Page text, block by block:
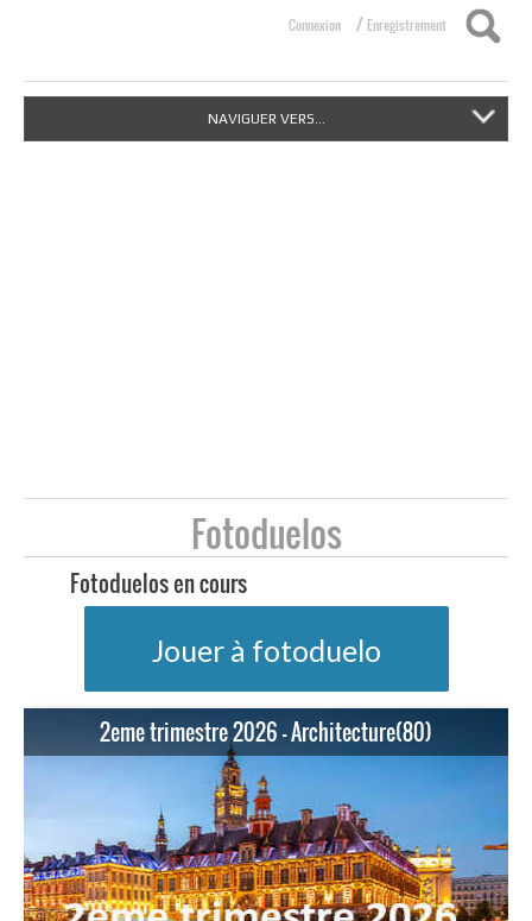
Connexion / Enregistrement
NAVIGUER VERS...
Fotoduelos
Fotoduelos en cours
Jouer à fotoduelo
2eme trimestre 2026 - Architecture(80)